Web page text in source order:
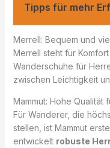
Tipps für mehr
Merrell: Bequem und
Merrell steht für
Wanderschuhe für
zwischen Leichtigkeit
Mammut: Hohe Qualität
Für Wanderer, die
stellen, ist Mammut
entwickelt robuste